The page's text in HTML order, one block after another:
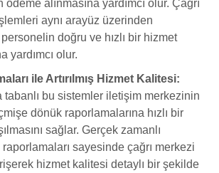
ödeme alınmasına yardımcı olur. Çağrı
aynı arayüz üzerinden
doğru ve hızlı bir hizmet
yardımcı olur.
ile Artırılmış Hizmet Kalitesi:
tabanlı bu sistemler iletişim merkezinin
dönük raporlamalarına hızlı bir
sağlar. Gerçek zamanlı
sayesinde çağrı merkezi
hizmet kalitesi detaylı bir şekilde